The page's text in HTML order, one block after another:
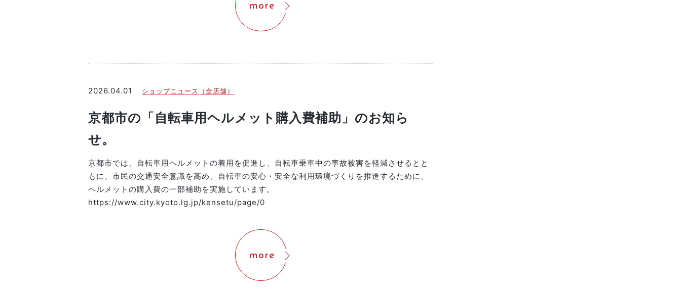
more
2026.04.01 ショップニュース（全店舗）
京都市の「自転車用ヘルメット購入費補助」のお知ら
せ。
京都市では、自転車用ヘルメットの着用を促進し、自転車乗車中の事故被害を軽減させるとと
もに、市民の交通安全意識を高め、自転車の安心・安全な利用環境づくりを推進するために、
ヘルメットの購入費の一部補助を実施しています。
https://www.city.kyoto.lg.jp/kensetu/page/0
more